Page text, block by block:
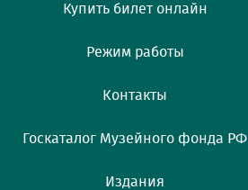
Купить билет онлайн
Режим работы
Контакты
Госкаталог Музейного фонда РФ
Издания